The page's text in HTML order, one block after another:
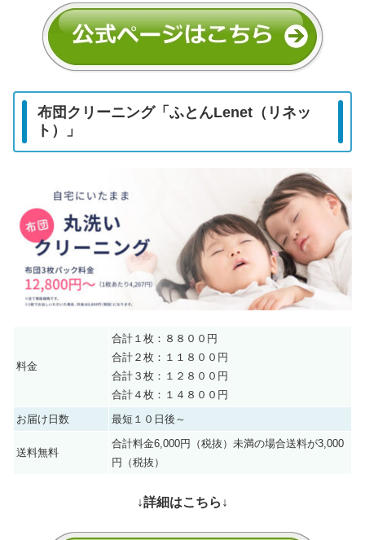
布団クリーニング「ふとんLenet（リネッ
ト）」
料金
合計１枚：８８００円
合計２枚：１１８００円
合計３枚：１２８００円
合計４枚：１４８００円
お届け日数
最短１０日後～
送料無料
合計料金6,000円（税抜）未満の場合送料が3,000
円（税抜）
↓詳細はこちら↓